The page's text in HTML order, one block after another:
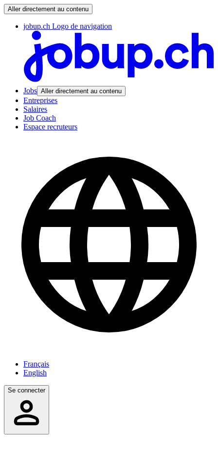
Aller directement au contenu
jobup.ch Logo de navigation
Jobs Aller directement au contenu
Entreprises
Salaires
Job Coach
Espace recruteurs
Français
English
Se connecter